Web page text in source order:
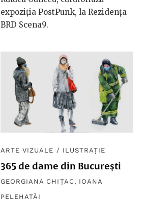
expoziția PostPunk, la Rezidența
BRD Scena9.
ARTE VIZUALE / ILUSTRAȚIE
365 de dame din București
GEORGIANA CHIȚAC , IOANA
PELEHATĂI